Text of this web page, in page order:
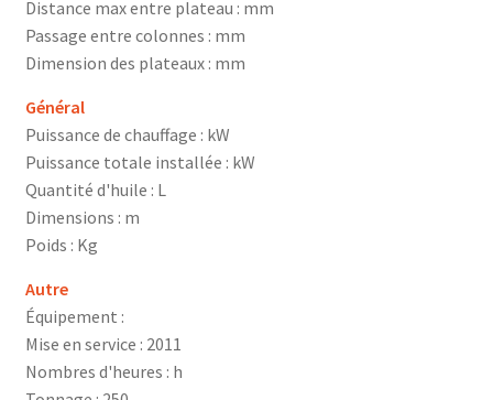
Distance max entre plateau : mm
Passage entre colonnes : mm
Dimension des plateaux : mm
Général
Puissance de chauffage : kW
Puissance totale installée : kW
Quantité d'huile : L
Dimensions : m
Poids : Kg
Autre
Équipement :
Mise en service : 2011
Nombres d'heures : h